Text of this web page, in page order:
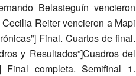
Belasteguín vencieron
Cecilia Reitervencieron a Mapi
Final. Cuartos de final.
y Resultados”]Cuadros del
Final completa. Semifinal 1.